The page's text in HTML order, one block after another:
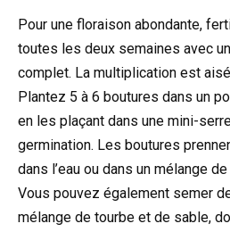
Pour une floraison abondante,
toutes les deux semaines avec
complet. La multiplication est
Plantez 5 à 6 boutures dans un
en les plaçant dans une mini-
germination. Les boutures
dans l’eau ou dans un mélange
Vous pouvez également semer
mélange de tourbe et de sable,